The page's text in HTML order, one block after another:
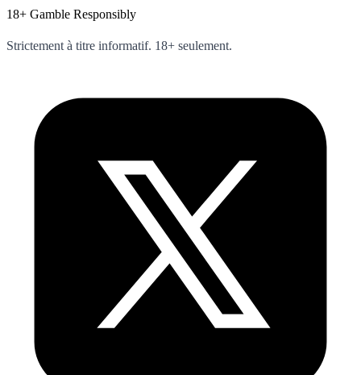
18+ Gamble Responsibly
Strictement à titre informatif. 18+ seulement.